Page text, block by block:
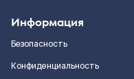
Информация
Безопасность
Конфиденциальность